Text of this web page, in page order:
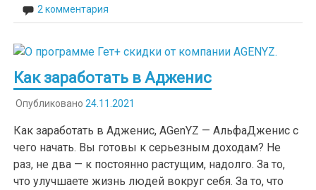
2 комментария
Как заработать в Адженис
Опубликовано 24.11.2021
Как заработать в Адженис, AGenYZ — АльфаДженис с
чего начать. Вы готовы к серьезным доходам? Не
раз, не два — к постоянно растущим, надолго. За то,
что улучшаете жизнь людей вокруг себя. За то, что